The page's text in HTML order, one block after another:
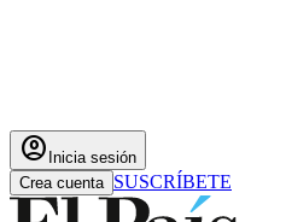
account_circle Inicia sesión
Crea cuenta SUSCRÍBETE